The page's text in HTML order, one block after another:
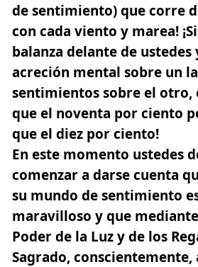
de sentimiento) que corre
con cada viento y marea!
balanza delante de ustedes
acreción mental sobre un
sentimientos sobre el otro,
que el noventa por ciento
que el diez por ciento!
En este momento ustedes
comenzar a darse cuenta
su mundo de sentimiento
maravilloso y que
Poder de la Luz y de los
Sagrado, conscientemente,